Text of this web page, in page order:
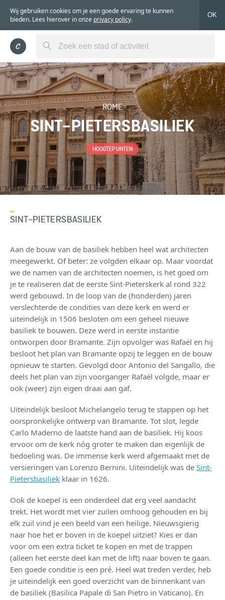
Wij gebruiken cookies om je een goede ervaring te kunnen
bieden. Lees hierover in onze privacy policy.
OK
ROME
SINT-PIETERSBASILIEK
HOOGTEPUNTEN
SINT-PIETERSBASILIEK
Aan de bouw van de basiliek hebben heel wat architecten
meegewerkt. Of beter: ze volgden elkaar op. Maar voordat
we de namen van de architecten noemen, is het goed om
je te realiseren dat de eerste Sint-Pieterskerk al rond 322
werd gebouwd. In de loop van de (honderden) jaren
verslechterde de condities van deze kerk en werd er
uiteindelijk in 1506 besloten om een geheel nieuwe
basiliek te bouwen. Deze werd in eerste instantie
ontworpen door Bramante. Zijn opvolger was Rafaël en hij
besloot het plan van Bramante opzij te leggen en de bouw
opnieuw te starten. Gevolgd door Antonio del Sangallo, die
deels het plan van zijn voorganger Rafaël volgde, maar er
ook (weer) zijn eigen draai aan gaf.
Uiteindelijk besloot Michelangelo terug te stappen op het
oorspronkelijke ontwerp van Bramante. Tot slot, legde
Carlo Maderno de laatste hand aan de basiliek. Hij koos
ervoor om de kerk nóg groter te maken dan eigenlijk de
bedoeling was. De immense kerk werd afgemaakt met de
versieringen van Lorenzo Bernini. Uiteindelijk was de Sint-
Pietersbasiliek klaar in 1626.
Ook de koepel is een onderdeel dat erg veel aandacht
trekt. Het wordt met vier zuilen omhoog gehouden en bij
elk zuil vind je een beeld van een heilige. Nieuwsgierig
naar hoe het er boven in de koepel uitziet? Kies er dan
voor om een extra ticket te kopen en met de trappen
(alleen het eerste deel kan met de lift) naar boven te gaan.
Een goede conditie is een pré. Heel wat treden verder, heb
je uiteindelijk een goed overzicht van de binnenkant van
de basiliek (Basilica Papale di San Pietro in Vaticano). En